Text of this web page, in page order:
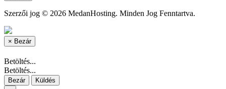
Szerzői jog © 2026 MedanHosting. Minden Jog Fenntartva.
× Bezár
Betöltés...
Betöltés...
Bezár
Küldés